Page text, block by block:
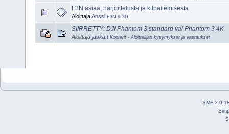
F3N asiaa, harjoittelusta ja kilpailemisesta
AloittajaAnssi F3N & 3D
SIIRRETTY: DJI Phantom 3 standard vai Phantom 3 4K
Aloittaja jaska.t Kopterit - Aloittelijan kysymykset ja vastaukset
SMF